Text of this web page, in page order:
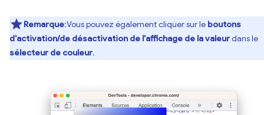
Remarque:Vous pouvez également cliquer sur le boutons
d'activation/de désactivation de l'affichage de la valeurdans le
sélecteur de couleur.